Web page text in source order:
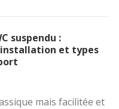
suspendu :
et types
mais facilitée et